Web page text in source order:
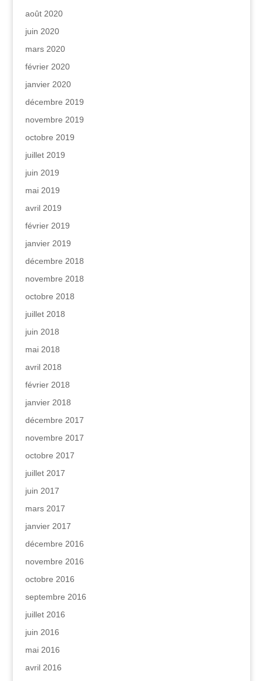
août 2020
juin 2020
mars 2020
février 2020
janvier 2020
décembre 2019
novembre 2019
octobre 2019
juillet 2019
juin 2019
mai 2019
avril 2019
février 2019
janvier 2019
décembre 2018
novembre 2018
octobre 2018
juillet 2018
juin 2018
mai 2018
avril 2018
février 2018
janvier 2018
décembre 2017
novembre 2017
octobre 2017
juillet 2017
juin 2017
mars 2017
janvier 2017
décembre 2016
novembre 2016
octobre 2016
septembre 2016
juillet 2016
juin 2016
mai 2016
avril 2016